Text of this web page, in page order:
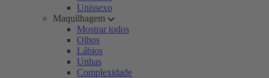
Unissexo
Maquilhagem
Mostrar todos
Olhos
Lábios
Unhas
Complexidade